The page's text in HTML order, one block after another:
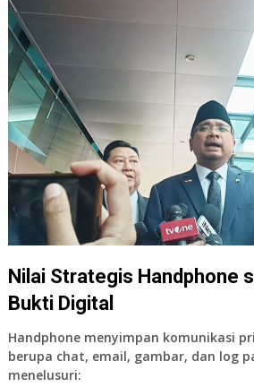
Nilai Strategis Handphone
Bukti Digital
Handphone menyimpan komunikasi
berupa chat, email, gambar, dan log
menelusuri: